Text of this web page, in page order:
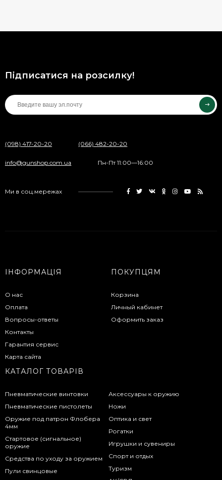
Підписатися на розсилку!
(098) 417-20-20 (066) 482-20-20
info@gunshop.com.ua Пн-Пт 11:00—16:00
Ми в соц.мережах
ІНФОРМАЦІЯ
О нас
Оплата
Вопросы-ответы
Контакты
Гарантия сервис
Карта сайта
ПОКУПЦЯМ
Корзина
Личный кабинет
Оформить заказ
КАТАЛОГ ТОВАРІВ
Пневматические винтовки
Пневматические пистолеты
Оружие под патрон Флобера
4мм
Стартовое (сигнальное)
оружие
Средства по уходу за оружием
Пули свинцовые
Аксессуары к оружию
Ножи
Оптика и свет
Рогатки
Игрушки и сувениры
Спорт и отдых
Туризм